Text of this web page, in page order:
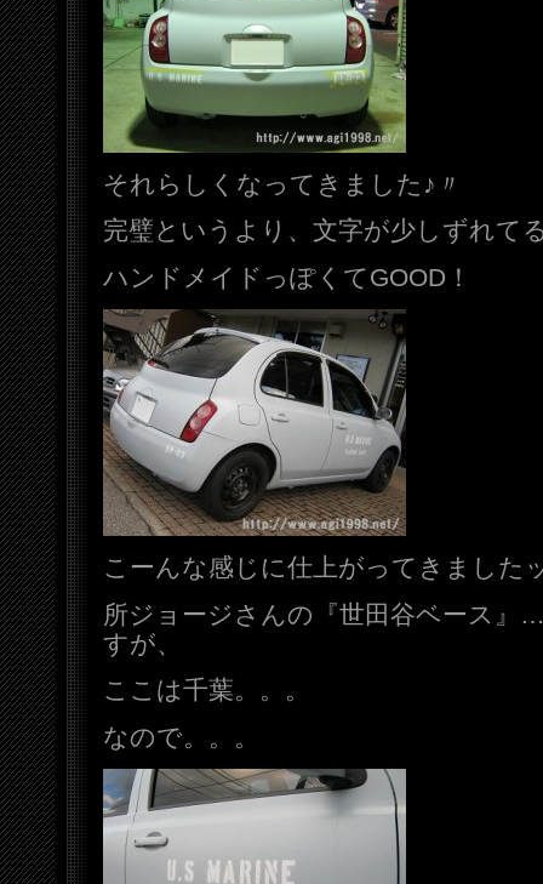
それらしくなってきました♪〃
完璧というより、文字が少しずれて
ハンドメイドっぽくてGOOD！
こーんな感じに仕上がってきました
所ジョージさんの『世田谷ベース』
すが、
ここは千葉。。。
なので。。。